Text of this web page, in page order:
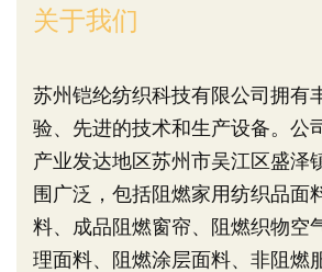
关于我们
苏州铠纶纺织科技有限公司拥有
验、先进的技术和生产设备。公
产业发达地区苏州市吴江区盛泽
围广泛，包括阻燃家用纺织品面
料、成品阻燃窗帘、阻燃织物空
理面料、阻燃涂层面料、非阻燃